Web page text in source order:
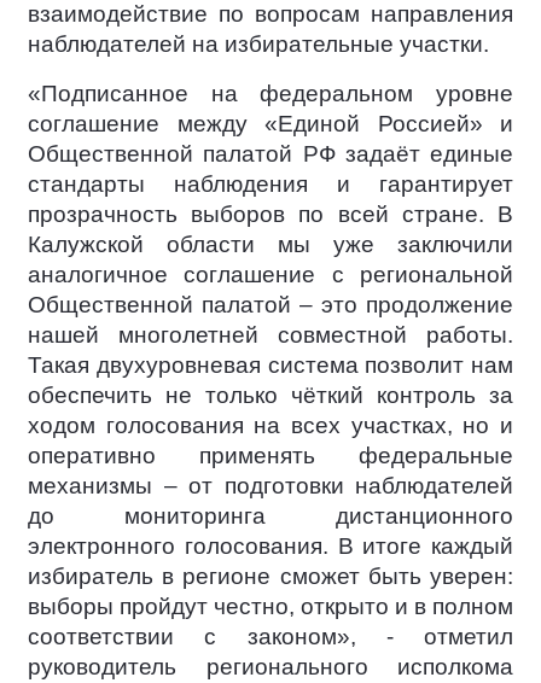
взаимодействие по вопросам направления
наблюдателей на избирательные участки.
«Подписанное на федеральном уровне
соглашение между «Единой Россией» и
Общественной палатой РФ задаёт единые
стандарты наблюдения и гарантирует
прозрачность выборов по всей стране. В
Калужской области мы уже заключили
аналогичное соглашение с региональной
Общественной палатой – это продолжение
нашей многолетней совместной работы.
Такая двухуровневая система позволит нам
обеспечить не только чёткий контроль за
ходом голосования на всех участках, но и
оперативно применять федеральные
механизмы – от подготовки наблюдателей
до мониторинга дистанционного
электронного голосования. В итоге каждый
избиратель в регионе сможет быть уверен:
выборы пройдут честно, открыто и в полном
соответствии с законом», - отметил
руководитель регионального исполкома